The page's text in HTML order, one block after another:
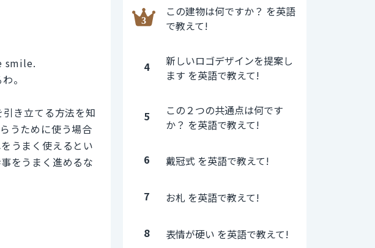
smile.
。
き立てる方法を知
うために使う場合
うまく使えるとい
をうまく進めるな
この建物は何ですか？ を英語
で教えて!
4
新しいロゴデザインを提案し
ます を英語で教えて!
5
この２つの共通点は何です
か？ を英語で教えて!
6 戴冠式 を英語で教えて!
7 お札 を英語で教えて!
8 表情が硬い を英語で教えて!